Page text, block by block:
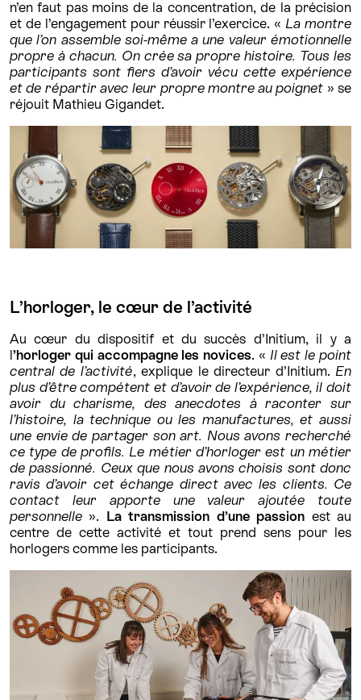
n’en faut pas moins de la concentration, de la précision
et de l’engagement pour réussir l’exercice. « La montre
que l’on assemble soi-même a une valeur émotionnelle
propre à chacun. On crée sa propre histoire. Tous les
participants sont fiers d’avoir vécu cette expérience
et de répartir avec leur propre montre au poignet » se
réjouit Mathieu Gigandet.
L’horloger, le cœur de l’activité
Au cœur du dispositif et du succès d’Initium, il y a
l’horloger qui accompagne les novices. « Il est le point
central de l’activité, explique le directeur d’Initium. En
plus d’être compétent et d’avoir de l’expérience, il doit
avoir du charisme, des anecdotes à raconter sur
l’histoire, la technique ou les manufactures, et aussi
une envie de partager son art. Nous avons recherché
ce type de profils. Le métier d’horloger est un métier
de passionné. Ceux que nous avons choisis sont donc
ravis d’avoir cet échange direct avec les clients. Ce
contact leur apporte une valeur ajoutée toute
personnelle ». La transmission d’une passion est au
centre de cette activité et tout prend sens pour les
horlogers comme les participants.